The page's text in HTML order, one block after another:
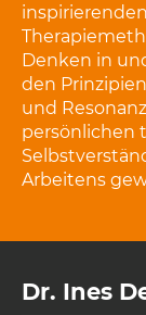
inspirierenden
Denken in
den
und
persönlichen
Arbeitens
Dr. Ines